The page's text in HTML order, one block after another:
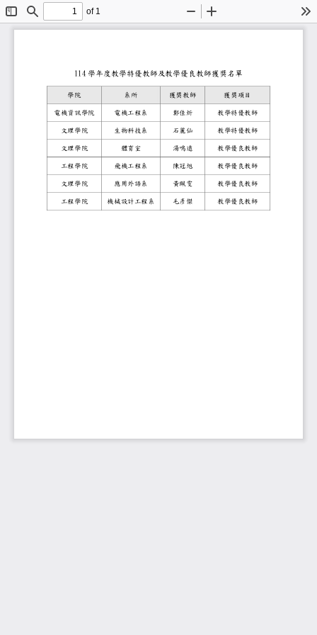
Toggle
Sidebar
Find
of 1
Zoom
Out
In
114學年度教學特優教師及教學優良教師
獲獎名單
學院 系所 獲獎教師 獲獎項目
電機資訊學院電機工程系 鄭佳炘 教學特優教師
文理學院 生物科技系 石麗仙 教學特優教師
文理學院 體育室 湯鳴遠 教學優良教師
工程學院 飛機工程系 陳冠旭 教學優良教師
文理學院 應用外語系 黃珮雯 教學優良教師
工程學院 機械設計工程系毛彥傑 教學優良教師